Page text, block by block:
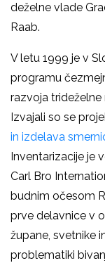
deželne vlade
Raab.
V letu 1999 je v
programu
razvoja trideželne
Izvajali so se
in izdelava
Inventarizacije je
Carl Bro
budnim očesom
prve delavnice v
župane, svetnike
problematiki